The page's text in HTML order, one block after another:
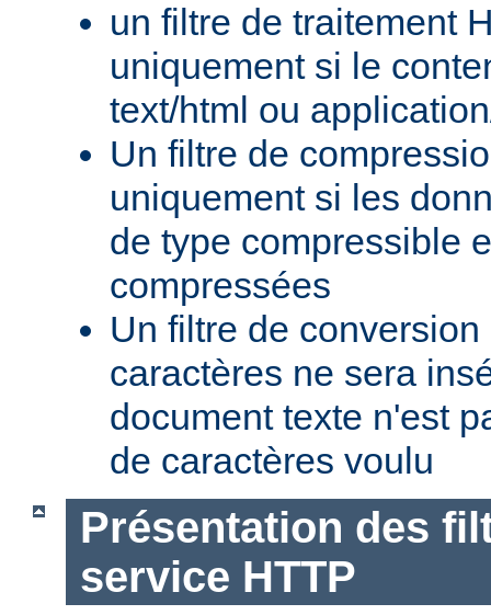
un filtre de traitement
uniquement si le
text/html ou
Un filtre de
uniquement si les
de type compressible
compressées
Un filtre de
caractères ne sera
document texte n'est
de caractères voulu
Présentation des
service HTTP